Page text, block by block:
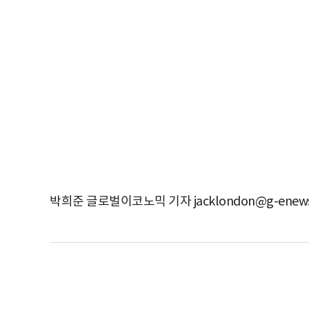
박희준 글로벌이코노믹 기자 jacklondon@g-